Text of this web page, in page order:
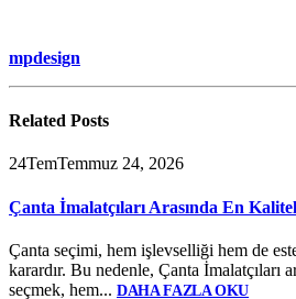
mpdesign
Related Posts
24TemTemmuz 24, 2026
Çanta İmalatçıları Arasında En
Çanta seçimi, hem işlevselliği hem de
karardır. Bu nedenle, Çanta İmalatçıları
seçmek, hem... DAHA FAZLA OKU